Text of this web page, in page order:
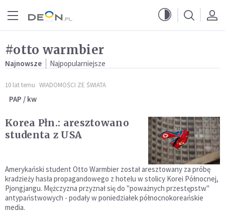
#otto warmbier
Najnowsze Najpopularniejsze
10 lat temu WIADOMOŚCI ZE ŚWIATA
PAP / kw
Korea Płn.: aresztowano
studenta z USA
Amerykański student Otto Warmbier został aresztowany za próbę
kradzieży hasła propagandowego z hotelu w stolicy Korei Północnej,
Pjongjangu. Mężczyzna przyznał się do "poważnych przestępstw"
antypaństwowych - podały w poniedziałek północnokoreańskie
media.